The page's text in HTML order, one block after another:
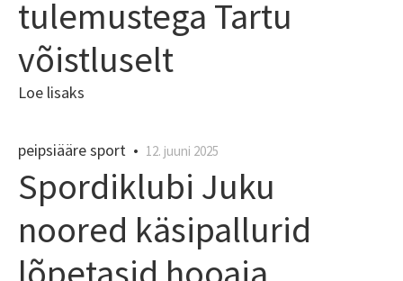
tulemustega Tartu
võistluselt
Loe lisaks
peipsiääre sport • 12. juuni 2025
Spordiklubi Juku
noored käsipallurid